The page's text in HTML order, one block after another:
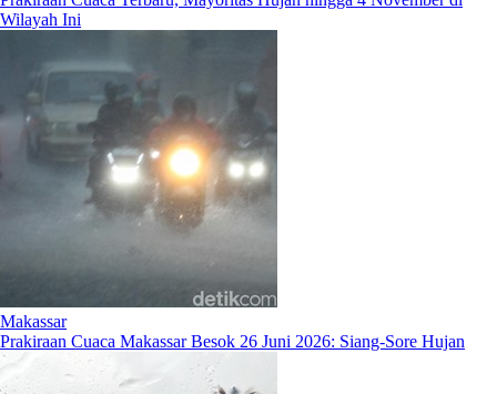
Wilayah Ini
Makassar
Prakiraan Cuaca Makassar Besok 26 Juni 2026: Siang-Sore Hujan